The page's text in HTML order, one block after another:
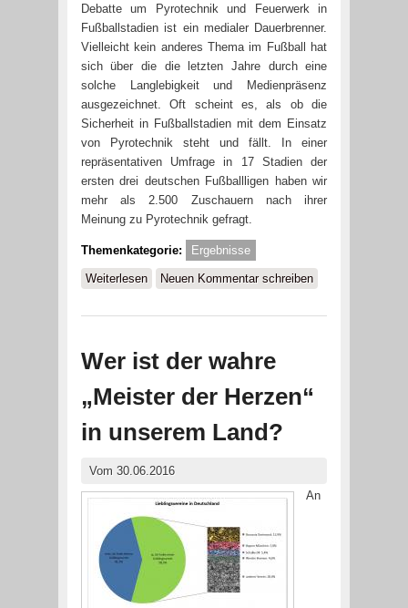
Debatte um Pyrotechnik und Feuerwerk in
Fußballstadien ist ein medialer Dauerbrenner.
Vielleicht kein anderes Thema im Fußball hat
sich über die die letzten Jahre durch eine
solche Langlebigkeit und Medienpräsenz
ausgezeichnet. Oft scheint es, als ob die
Sicherheit in Fußballstadien mit dem Einsatz
von Pyrotechnik steht und fällt. In einer
repräsentativen Umfrage in 17 Stadien der
ersten drei deutschen Fußballligen haben wir
mehr als 2.500 Zuschauern nach ihrer
Meinung zu Pyrotechnik gefragt.
Themenkategorie: Ergebnisse
Weiterlesenüber Ist die „Pyro-Debatte“
Neuen Kommentar schreiben
Wer ist der wahre
„Meister der Herzen“
in unserem Land?
Vom 30.06.2016
An